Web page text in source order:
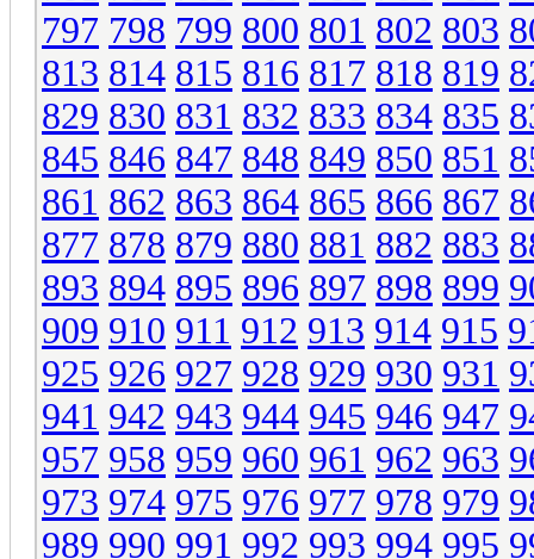
797 798 799 800 801 802 803
813 814 815 816 817 818 819
829 830 831 832 833 834 835
845 846 847 848 849 850 851
861 862 863 864 865 866 867
877 878 879 880 881 882 883
893 894 895 896 897 898 899
909 910 911 912 913 914 915
925 926 927 928 929 930 931
941 942 943 944 945 946 947
957 958 959 960 961 962 963
973 974 975 976 977 978 979
989 990 991 992 993 994 995